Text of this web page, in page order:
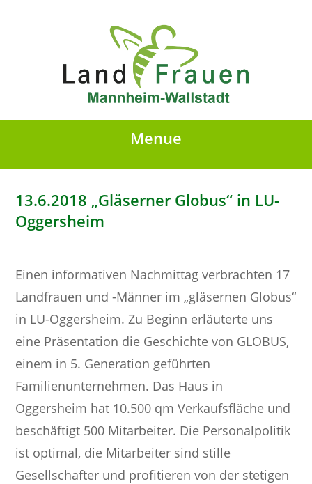
Menue
13.6.2018 „Gläserner Globus“ in LU-
Oggersheim
Einen informativen Nachmittag verbrachten 17
Landfrauen und -Männer im „gläsernen Globus“
in LU-Oggersheim. Zu Beginn erläuterte uns
eine Präsentation die Geschichte von GLOBUS,
einem in 5. Generation geführten
Familienunternehmen. Das Haus in
Oggersheim hat 10.500 qm Verkaufsfläche und
beschäftigt 500 Mitarbeiter. Die Personalpolitik
ist optimal, die Mitarbeiter sind stille
Gesellschafter und profitieren von der stetigen